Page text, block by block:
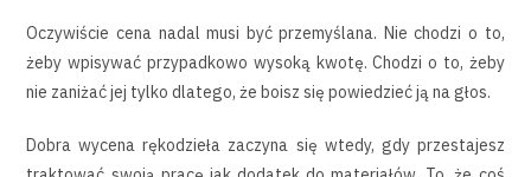
Oczywiście cena nadal musi być przemyślana. Nie chodzi o to,
żeby wpisywać przypadkowo wysoką kwotę. Chodzi o to, żeby
nie zaniżać jej tylko dlatego, że boisz się powiedzieć ją na głos.
Dobra wycena rękodzieła zaczyna się wtedy, gdy przestajesz